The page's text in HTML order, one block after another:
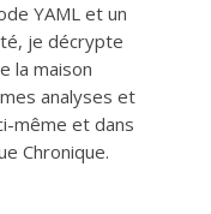
YAML et un
je décrypte
la maison
analyses et
même et dans
Chronique.